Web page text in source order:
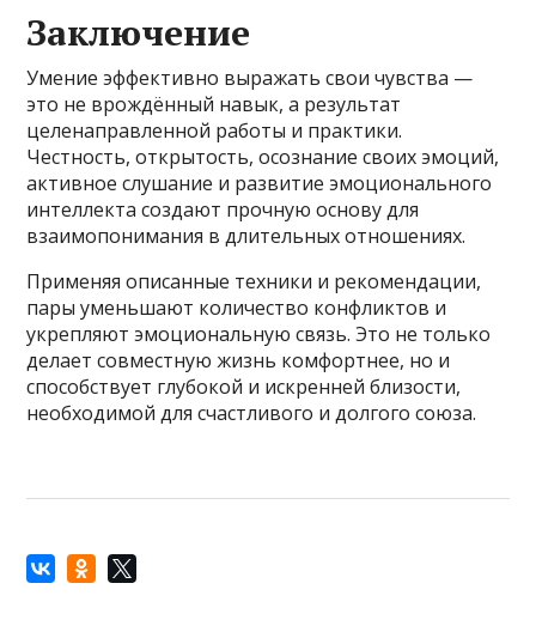
Заключение
Умение эффективно выражать свои чувства —
это не врождённый навык, а результат
целенаправленной работы и практики.
Честность, открытость, осознание своих эмоций,
активное слушание и развитие эмоционального
интеллекта создают прочную основу для
взаимопонимания в длительных отношениях.
Применяя описанные техники и рекомендации,
пары уменьшают количество конфликтов и
укрепляют эмоциональную связь. Это не только
делает совместную жизнь комфортнее, но и
способствует глубокой и искренней близости,
необходимой для счастливого и долгого союза.